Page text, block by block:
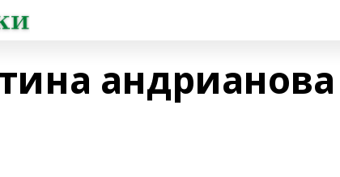
андрианова